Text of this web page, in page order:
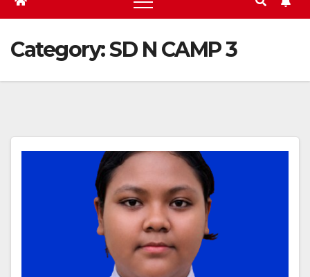
Category:SD N CAMP 3